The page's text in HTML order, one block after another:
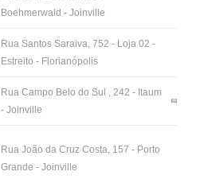
Boehmerwald - Joinville
Rua Santos Saraiva, 752 - Loja 02 -
Estreito - Florianópolis
Rua Campo Belo do Sul , 242 - Itaum
- Joinville
Rua João da Cruz Costa, 157 - Porto
Grande - Joinville